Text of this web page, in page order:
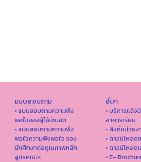
แบบสอบถาม
• แบบสอบถามความพึง
พอใจของผู้ใช้บัณฑิต
• แบบสอบถามความพึง
พอใจความพึงพอใจ ของ
นักศึกษาต่อคุณภาพหลัก
สูตรคณะฯ
อื่นๆ
• บริการแจ้ง
อาคารเรียน
• ลิงค์หน่วย
• ดาวน์โหล
• ดาวน์โหลด
• E-